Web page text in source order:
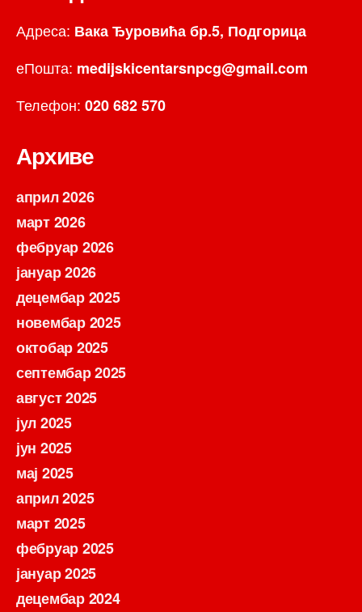
Адреса: Вака Ђуровића бр.5, Подгорица
еПошта: medijskicentarsnpcg@gmail.com
Телефон: 020 682 570
Архиве
април 2026
март 2026
фебруар 2026
јануар 2026
децембар 2025
новембар 2025
октобар 2025
септембар 2025
август 2025
јул 2025
јун 2025
мај 2025
април 2025
март 2025
фебруар 2025
јануар 2025
децембар 2024